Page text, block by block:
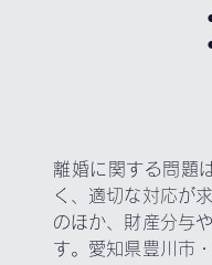
離婚に関する問題
く、適切な対応が
のほか、財産分与
す。愛知県豊川市